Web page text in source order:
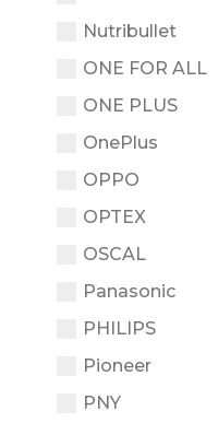
Nutribullet
ONE FOR ALL
ONE PLUS
OnePlus
OPPO
OPTEX
OSCAL
Panasonic
PHILIPS
Pioneer
PNY